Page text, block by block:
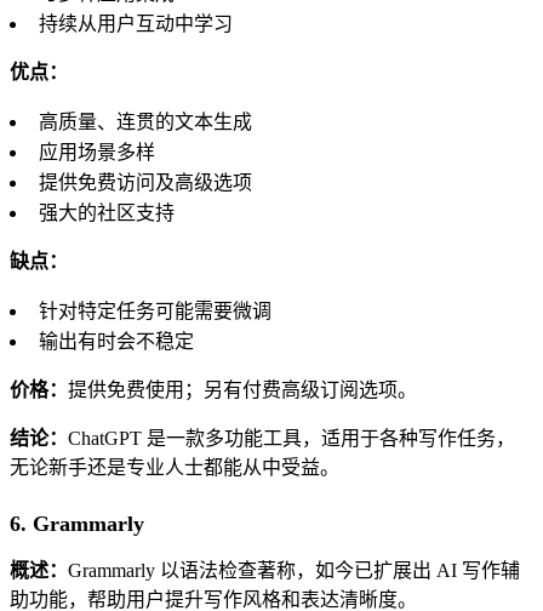
持续从用户互动中学习
优点：
高质量、连贯的文本生成
应用场景多样
提供免费访问及高级选项
强大的社区支持
缺点：
针对特定任务可能需要微调
输出有时会不稳定
价格： 提供免费使用；另有付费高级订阅选项。
结论： ChatGPT 是一款多功能工具，适用于各种写作任务，
无论新手还是专业人士都能从中受益。
6. Grammarly
概述： Grammarly 以语法检查著称，如今已扩展出 AI 写作辅
助功能，帮助用户提升写作风格和表达清晰度。